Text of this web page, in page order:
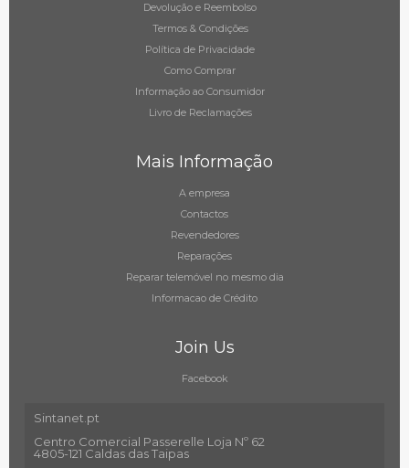
Devolução e Reembolso
Termos & Condições
Política de Privacidade
Como Comprar
Informação ao Consumidor
Livro de Reclamações
Mais Informação
A empresa
Contactos
Revendedores
Reparações
Reparar telemóvel no mesmo dia
Informacao de Crédito
Join Us
Facebook
Sintanet.pt
Centro Comercial Passerelle Loja Nº 62
4805-121 Caldas das Taipas